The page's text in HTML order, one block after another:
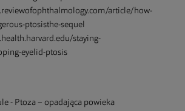
article/how-
ptosisthe-sequel
staying-
eyelid-ptosis